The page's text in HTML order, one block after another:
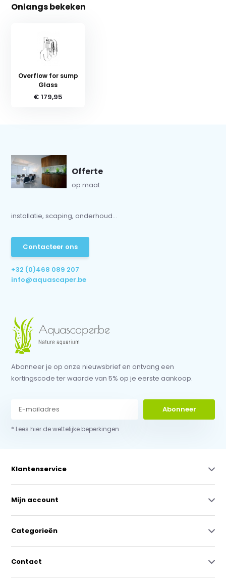
Onlangs bekeken
Overflow for sump
Glass
€ 179,95
Offerte
op maat
installatie, scaping, onderhoud...
Contacteer ons
+32 (0)468 089 207
info@aquascaper.be
Abonneer je op onze nieuwsbrief en ontvang een
kortingscode ter waarde van 5% op je eerste aankoop.
Abonneer
* Lees hier de wettelijke beperkingen
Klantenservice
Mijn account
Categorieën
Contact